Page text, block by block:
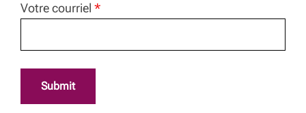
Votre courriel *
Submit